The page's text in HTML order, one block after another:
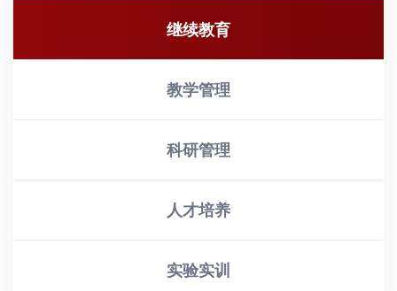
继续教育
教学管理
科研管理
人才培养
实验实训